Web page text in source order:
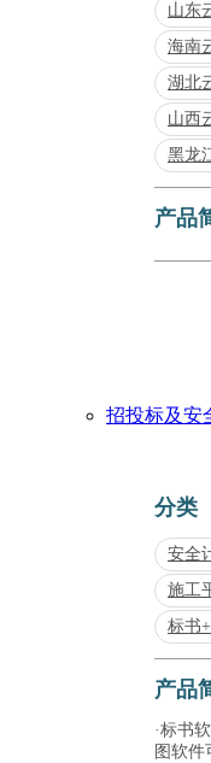
山东
海南
湖北
山西
黑龙
产品
招投标及安
分类
安全
施工
标书
产品
·标书
图软件